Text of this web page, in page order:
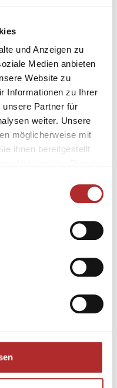
und Anzeigen zu
Medien anbieten
Website zu
Informationen zu Ihrer
unsere Partner für
weiter. Unsere
möglicherweise mit
ihnen bereitgestellt